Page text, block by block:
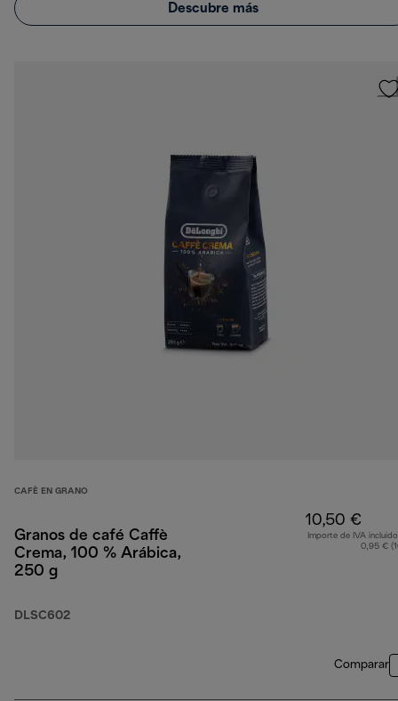
Descubre más
CAFÈ EN GRANO
Granos de café Caffè
Crema, 100 % Arábica,
250 g
DLSC602
10,50 €
Importe de IVA
0,95 €
Comparar